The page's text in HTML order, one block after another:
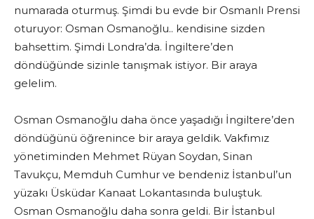
numarada oturmuş. Şimdi bu evde bir Osmanlı Prensi
oturuyor: Osman Osmanoğlu.. kendisine sizden
bahsettim. Şimdi Londra’da. İngiltere’den
döndüğünde sizinle tanışmak istiyor. Bir araya
gelelim.
Osman Osmanoğlu daha önce yaşadığı İngiltere’den
döndüğünü öğrenince bir araya geldik. Vakfımız
yönetiminden Mehmet Rüyan Soydan, Sinan
Tavukçu, Memduh Cumhur ve bendeniz İstanbul’un
yüzakı Üsküdar Kanaat Lokantasında buluştuk.
Osman Osmanoğlu daha sonra geldi. Bir İstanbul